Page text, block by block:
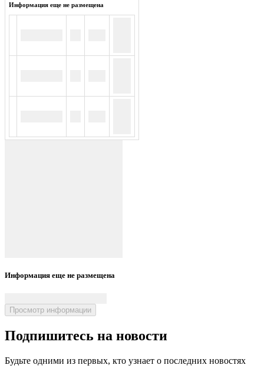
Информация еще не размещена
Информация еще не размещена
Просмотр информации
Подпишитесь на новости
Будьте одними из первых, кто узнает о последних новостях